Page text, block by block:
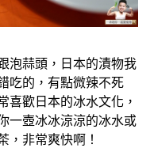
泡蒜頭，日本的漬物我
吃的，有點微辣不死
喜歡日本的冰水文化，
一壺冰冰涼涼的冰水或
，非常爽快啊！